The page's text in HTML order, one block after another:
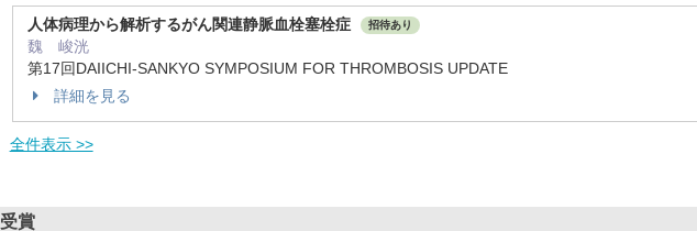
人体病理から解析するがん関連静脈血栓塞栓症 招待あり
魏 峻洸
第17回DAIICHI-SANKYO SYMPOSIUM FOR THROMBOSIS UPDATE
詳細を見る
全件表示 >>
受賞